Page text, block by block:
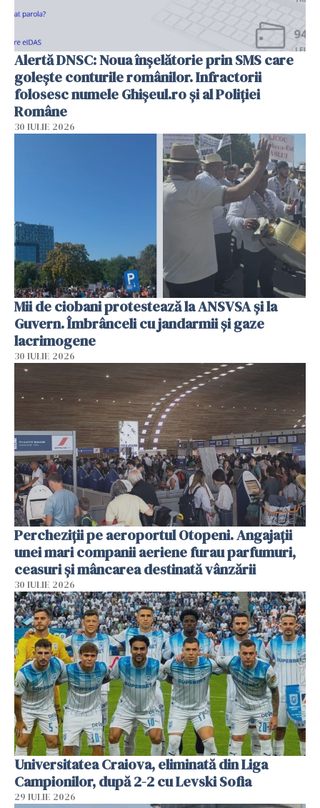
Alertă DNSC: Noua înșelătorie prin SMS care
golește conturile românilor. Infractorii
folosesc numele Ghișeul.ro și al Poliției
Române
30 IULIE 2026
Mii de ciobani protestează la ANSVSA și la
Guvern. Îmbrânceli cu jandarmii și gaze
lacrimogene
30 IULIE 2026
Percheziții pe aeroportul Otopeni. Angajații
unei mari companii aeriene furau parfumuri,
ceasuri și mâncarea destinată vânzării
30 IULIE 2026
Universitatea Craiova, eliminată din Liga
Campionilor, după 2-2 cu Levski Sofia
29 IULIE 2026